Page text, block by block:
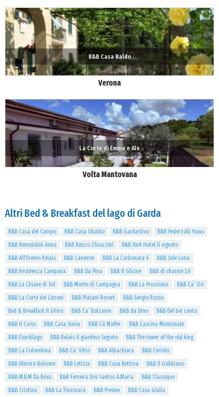
B&B Casa Baldo
Verona
La Corte di Emma e Ale
Volta Mantovana
Altri Bed & Breakfast del lago di Garda
B&B Casa del Campo B&B Casa Ubaldo B&B Gardastivo
B&B Pederzolli Haus
B&B Remondini Anna
B&B Renzo Chiozzini
B&B Park Hotel il vigneto
B&B All'Eremo Relais
B&B Canevon B&B La Carbonara 6
B&B Sole Luna
B&B Residenza Campana
B&B Da Pina B&B Il Glicine
B&B di charme LH
B&B La Chiave di Sol
B&B Monte di Campagna B&B La Prussiana
B&B Ca` Ori
B&B La Corte dei Limoni
B&B Platani Resort
B&B Sengio Rosso
Bed & Breakfast Il Ghiro
B&B Ca` Bolzanin B&B da Dino
B&B Del bel canto
B&B Il Curlo
B&B Casa Sonia B&B Cà Malfer
B&B Cascina Montonale
B&B Fiordilago
B&B Relais il giardino Segreto
B&B The tower of the old king
B&B La Colombina
B&B Ca` Vitto B&B Albachiara
B&B Ceriolo
B&B Dimora Bolsone
B&B Letizia B&B Casa Bettina
B&B Il Gabbiano
B&B M.B.M Da Boss
B&B Ferreira Dos Santos A.Maria
B&B Classique
B&B Cristina
B&B La Tinassara B&B Preone
B&B Casa Giulia